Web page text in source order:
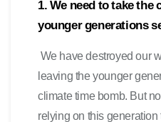
1. We need to take
younger generations
We have destroyed our
leaving the younger
climate time bomb. But
relying on this